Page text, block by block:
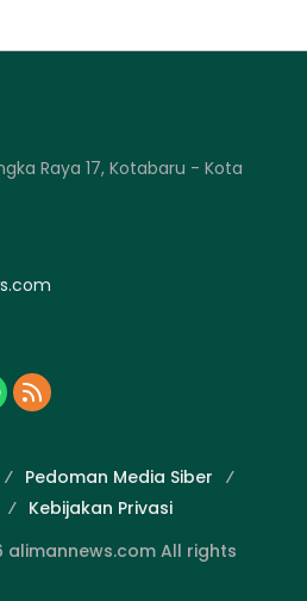
Raya 17, Kotabaru - Kota
Pedoman Media Siber
Kebijakan Privasi
All rights